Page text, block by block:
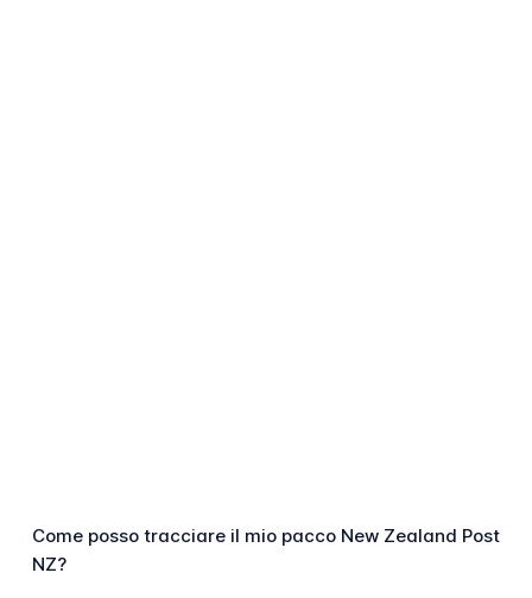
Come posso tracciare il mio pacco New Zealand Post
NZ?